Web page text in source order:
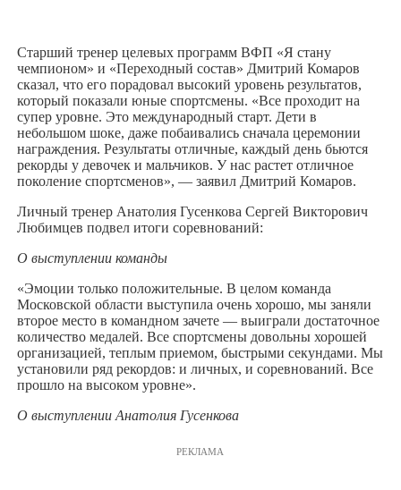
Старший тренер целевых программ ВФП «Я стану
чемпионом» и «Переходный состав» Дмитрий Комаров
сказал, что его порадовал высокий уровень результатов,
который показали юные спортсмены. «Все проходит на
супер уровне. Это международный старт. Дети в
небольшом шоке, даже побаивались сначала церемонии
награждения. Результаты отличные, каждый день бьются
рекорды у девочек и мальчиков. У нас растет отличное
поколение спортсменов», — заявил Дмитрий Комаров.
Личный тренер Анатолия Гусенкова Сергей Викторович
Любимцев подвел итоги соревнований:
О выступлении команды
«Эмоции только положительные. В целом команда
Московской области выступила очень хорошо, мы заняли
второе место в командном зачете — выиграли достаточное
количество медалей. Все спортсмены довольны хорошей
организацией, теплым приемом, быстрыми секундами. Мы
установили ряд рекордов: и личных, и соревнований. Все
прошло на высоком уровне».
О выступлении Анатолия Гусенкова
РЕКЛАМА